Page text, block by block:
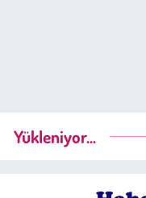
Yükleniyor...